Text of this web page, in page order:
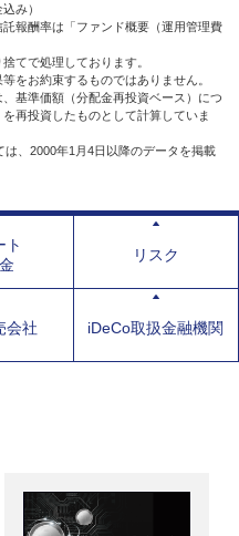
み）
報酬率は「ファンド概要（運用管理費
てで処理しております。
をお約束するものではありません。
基準価額（分配金再投資ベース）につ
再投資したものとして計算していま
、2000年1月4日以降のデータを掲載
ト
リスク
会社 iDeCo取扱金融機関